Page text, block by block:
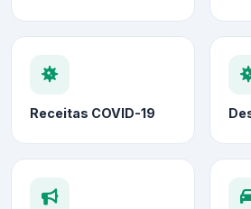
Receitas COVID-19